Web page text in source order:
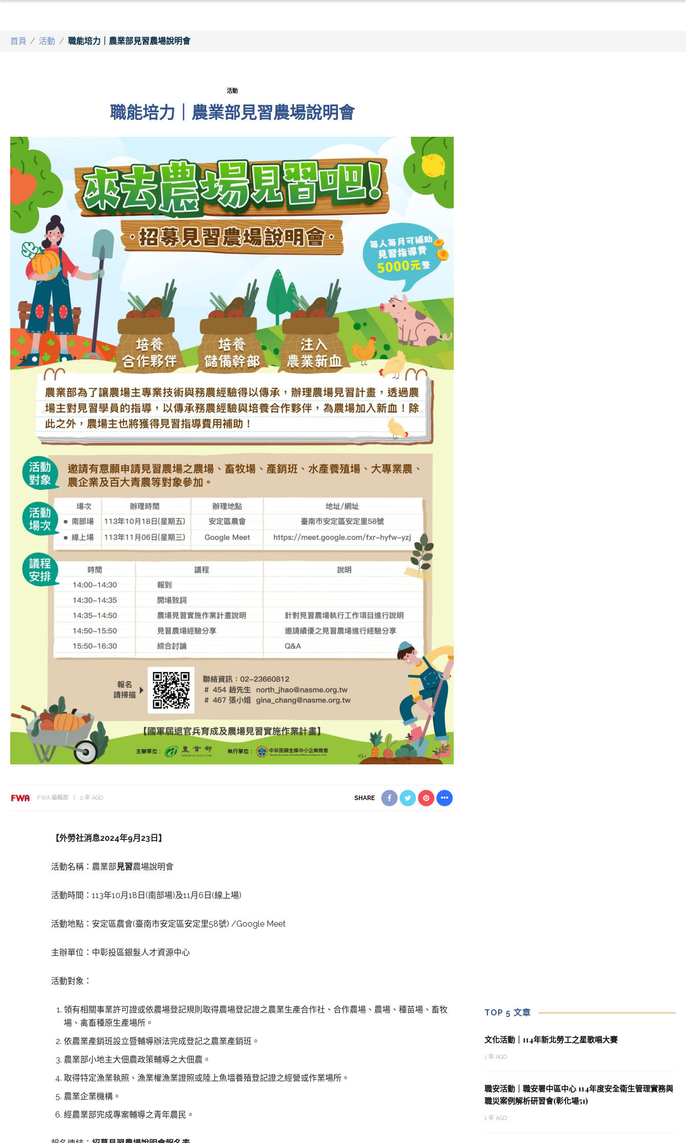
首頁 / 活動 / 職能培力｜農業部見習農場說明會
活動
職能培力｜農業部見習農場說明會
FWA 編輯部 2 年 AGO SHARE
【外勞社消息2024年9月23日】
活動名稱：農業部 見習農場說明會
活動時間：113年10月18日(南部場)及11月6日(線上場)
活動地點：安定區農會(臺南市安定區安定里58號) /Google Meet
主辦單位：中彰投區銀髮人才資源中心
活動對象：
領有相關事業許可證或依農場登記規則取得農場登記證之農業生產合作社、合作農場、農場、種苗場、畜牧
場、禽畜種原生產場所。
依農業產銷班設立暨輔導辦法完成登記之農業產銷班。
農業部小地主大佃農政策輔導之大佃農。
取得特定漁業執照、漁業權漁業證照或陸上魚塭養殖登記證之經營或作業場所。
農業企業機構。
經農業部完成專案輔導之青年農民。
TOP 5 文章
文化活動｜114年新北勞工之星歌唱大賽
1 年 AGO
職安活動｜職安署中區中心 114年度安全衛生管理實務與
職災案例解析研習會(彰化場51)
1 年 AGO